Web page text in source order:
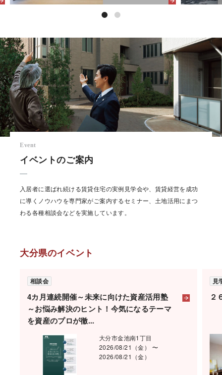
Event
イベントのご案内
入居者に選ばれ続ける賃貸住宅の実例見学会や、賃貸経営を成功
に導くノウハウを専門家がご案内するセミナー、土地活用にまつ
わる各種相談会などを実施しています。
大分県のイベント
4カ月連続開催～未来に向けた資産活用塾
～お悩み解決のヒント！今気になるテーマ
を資産のプロが徹...
相談会
大分市金池南1丁目
2026/08/21（金） 〜
2026/08/21（金）
２
見